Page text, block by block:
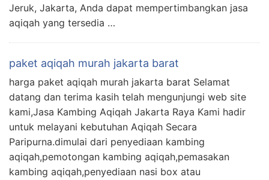
Jeruk, Jakarta, Anda dapat mempertimbangkan jasa
aqiqah yang tersedia …
paket aqiqah murah jakarta barat
harga paket aqiqah murah jakarta barat Selamat
datang dan terima kasih telah mengunjungi web site
kami,Jasa Kambing Aqiqah Jakarta Raya Kami hadir
untuk melayani kebutuhan Aqiqah Secara
Paripurna.dimulai dari penyediaan kambing
aqiqah,pemotongan kambing aqiqah,pemasakan
kambing aqiqah,penyediaan nasi box atau